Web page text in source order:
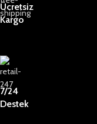
Ücretsiz
Kargo
7/24
Destek